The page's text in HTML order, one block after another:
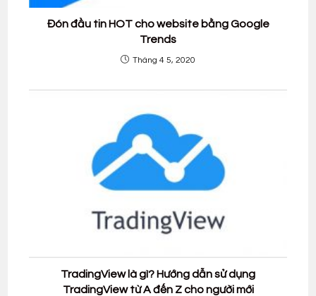
Đón đầu tin HOT cho website bằng Google
Trends
Tháng 4 5, 2020
TradingView là gì? Hướng dẫn sử dụng
TradingView từ A đến Z cho người mới